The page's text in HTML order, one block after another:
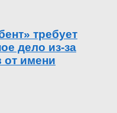
требует
дело из-за
имени